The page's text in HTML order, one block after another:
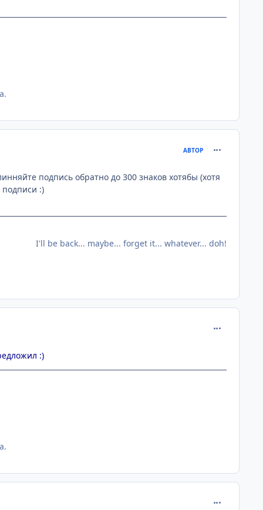
АВТОР
подпись обратно до 300 знаков хотябы (хотя
:)
I'll be back... maybe... forget it... whatever... doh!
:)